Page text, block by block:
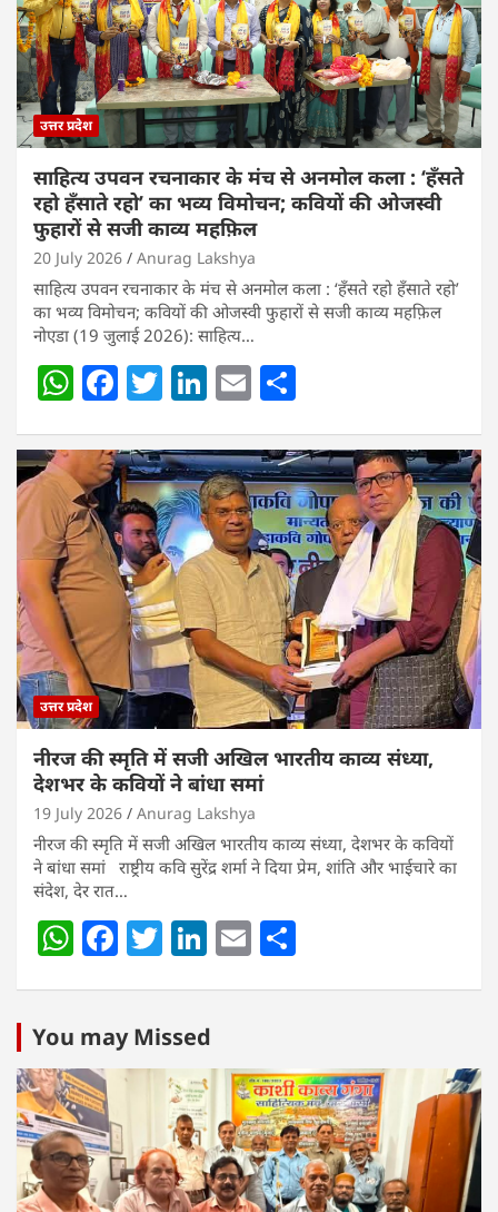
उत्तर प्रदेश
साहित्य उपवन रचनाकार के मंच से अनमोल कला : ‘हॅंसते
रहो हॅंसाते रहो’ का भव्य विमोचन; कवियों की ओजस्वी
फुहारों से सजी काव्य महफ़िल
20 July 2026 Anurag Lakshya
साहित्य उपवन रचनाकार के मंच से अनमोल कला : ‘हॅंसते रहो हॅंसाते रहो’
का भव्य विमोचन; कवियों की ओजस्वी फुहारों से सजी काव्य महफ़िल
नोएडा (19 जुलाई 2026): साहित्य…
W
at
s
A
p
p
F
c
e
b
o
o
k
T
itt
er
Li
k
e
dI
n
E
ai
l
ar
e
उत्तर प्रदेश
नीरज की स्मृति में सजी अखिल भारतीय काव्य संध्या,
देशभर के कवियों ने बांधा समां
19 July 2026 Anurag Lakshya
नीरज की स्मृति में सजी अखिल भारतीय काव्य संध्या, देशभर के कवियों
ने बांधा समां राष्ट्रीय कवि सुरेंद्र शर्मा ने दिया प्रेम, शांति और भाईचारे का
संदेश, देर रात…
W
s
A
p
p
F
e
b
o
o
k
T
er
Li
e
dI
n
E
You may Missed